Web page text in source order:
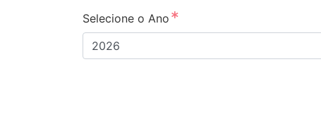
Selecione o Ano